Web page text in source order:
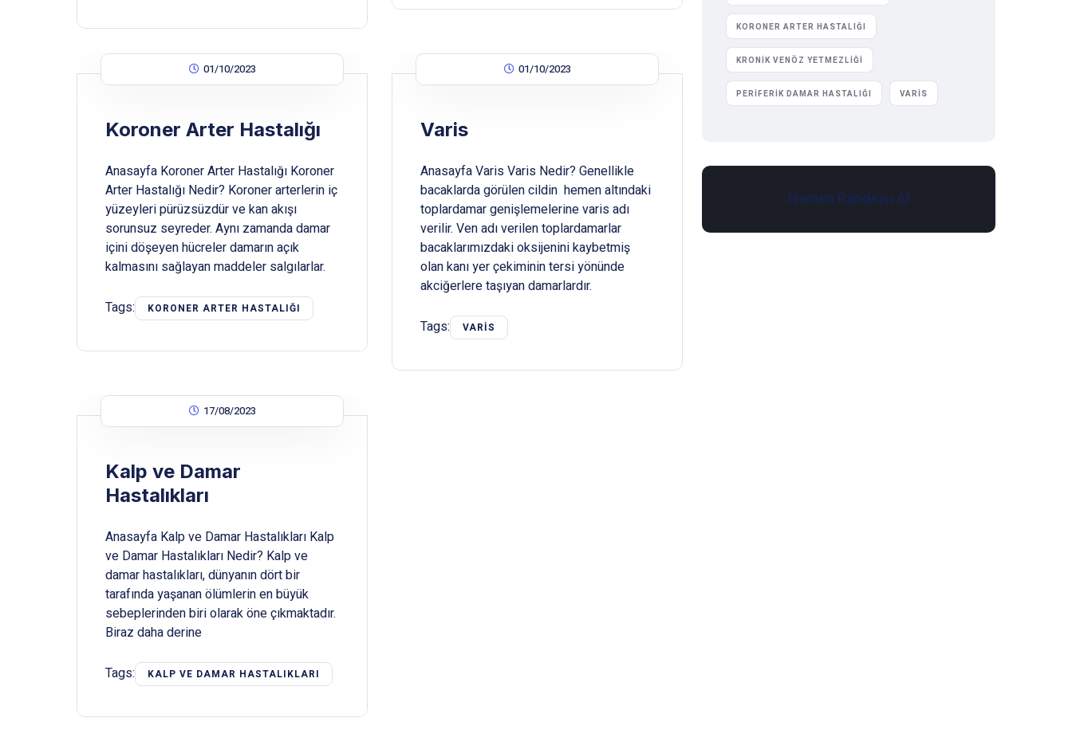
01/10/2023
Koroner Arter Hastalığı
Anasayfa Koroner Arter Hastalığı Koroner
Arter Hastalığı Nedir? Koroner arterlerin iç
yüzeyleri pürüzsüzdür ve kan akışı
sorunsuz seyreder. Aynı zamanda damar
içini döşeyen hücreler damarın açık
kalmasını sağlayan maddeler salgılarlar.
Tags: KORONER ARTER HASTALIĞI
01/10/2023
Varis
Anasayfa Varis Varis Nedir? Genellikle
bacaklarda görülen cildin hemen altındaki
toplardamar genişlemelerine varis adı
verilir. Ven adı verilen toplardamarlar
bacaklarımızdaki oksijenini kaybetmiş
olan kanı yer çekiminin tersi yönünde
akciğerlere taşıyan damarlardır.
Tags: VARIS
17/08/2023
Kalp ve Damar
Hastalıkları
Anasayfa Kalp ve Damar Hastalıkları Kalp
ve Damar Hastalıkları Nedir? Kalp ve
damar hastalıkları, dünyanın dört bir
tarafında yaşanan ölümlerin en büyük
sebeplerinden biri olarak öne çıkmaktadır.
Biraz daha derine
Tags: KALP VE DAMAR HASTALIKLARI
KORONER ARTER HASTALIĞI
KRONIK VENÖZ YETMEZLIĞI
PERIFERIK DAMAR HASTALIĞI VARIS
Hemen Randevu Al